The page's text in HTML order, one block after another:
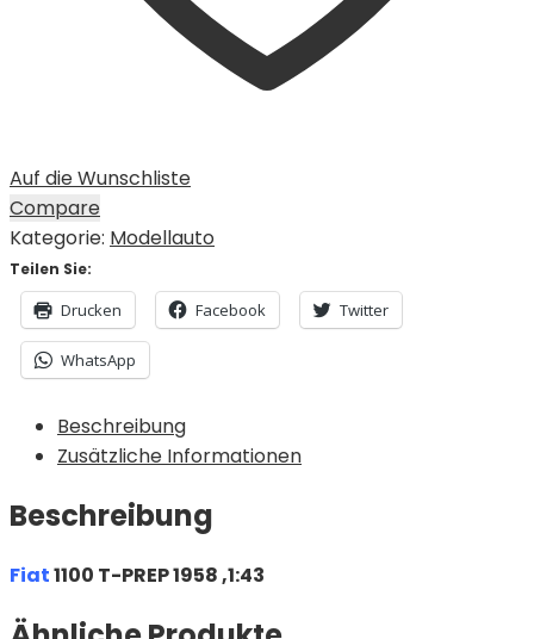
Auf die Wunschliste
Compare
Kategorie: Modellauto
Teilen Sie:
Drucken Facebook Twitter
WhatsApp
Beschreibung
Zusätzliche Informationen
Beschreibung
Fiat1100 T-PREP 1958 ,1:43